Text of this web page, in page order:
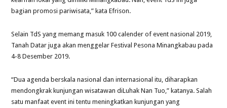
bagian promosi pariwisata,” kata Efrison.
Selain TdS yang memang masuk 100 calender of event nasional 2019,
Tanah Datar juga akan menggelar Festival Pesona Minangkabau pada
4-8 Desember 2019.
“Dua agenda berskala nasional dan internasional itu, diharapkan
mendongkrak kunjungan wisatawan diLuhak Nan Tuo,” katanya. Salah
satu manfaat event ini tentu meningkatkan kunjungan yang